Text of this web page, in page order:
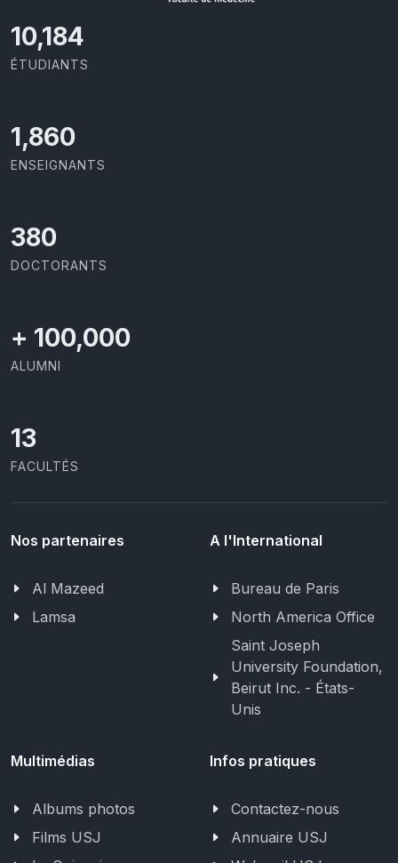
11,110
ÉTUDIANTS
2,029
ENSEIGNANTS
414
DOCTORANTS
+ 100,000
ALUMNI
13
FACULTÉS
Nos partenaires
Al Mazeed
Lamsa
A l'International
Bureau de Paris
North America Office
Saint Joseph
University Foundation,
Beirut Inc. - États-
Unis
Multimédias
Albums photos
Films USJ
Infos pratiques
Contactez-nous
Annuaire USJ